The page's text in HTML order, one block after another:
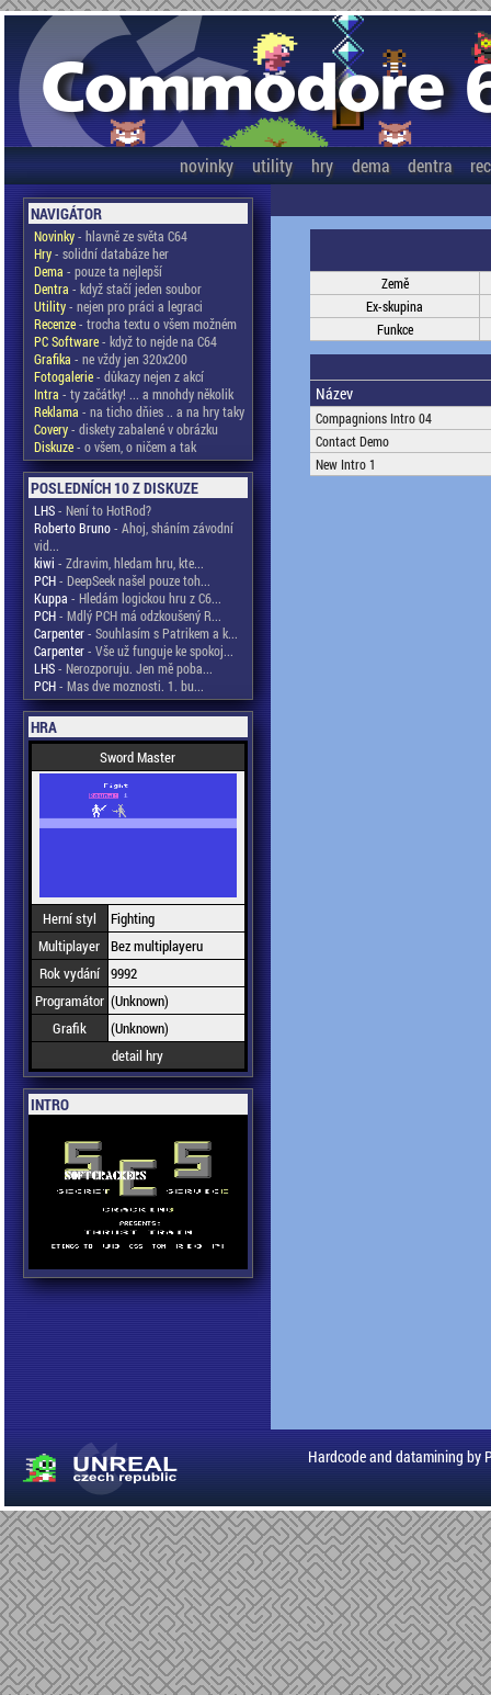
novinky utility hry dema dentra
NAVIGÁTOR
Novinky- hlavně ze světa C64
Hry- solidní databáze her
Dema - pouze ta nejlepší
Dentra - když stačí jeden soubor
Utility- nejen pro práci a legraci
Recenze- trocha textu o všem možném
PC Software- když to nejde na C64
Grafika - ne vždy jen 320x200
Fotogalerie- důkazy nejen z akcí
Intra - ty začátky! ... a mnohdy několik
Reklama - na ticho dňies .. a na hry taky
Covery- diskety zabalené v obrázku
Diskuze- o všem, o ničem a tak
POSLEDNÍCH 10 Z DISKUZE
LHS- Není to HotRod?
Roberto Bruno- Ahoj, sháním závodní
vid...
kiwi - Zdravim, hledam hru, kte...
PCH- DeepSeek našel pouze toh...
Kuppa - Hledám logickou hru z C6...
PCH- Mdlý PCH má odzkoušený R...
Carpenter- Souhlasím s Patrikem a k...
Carpenter- Vše už funguje ke spokoj...
LHS- Nerozporuju. Jen mě poba...
PCH- Mas dve moznosti. 1. bu...
HRA
Sword Master
Herní styl
Fighting
Multiplayer Bez multiplayeru
Rok vydání 9992
Programátor (Unknown)
Grafik
(Unknown)
detail hry
INTRO
Země
Ex-skupina
Funkce
Název
Compagnions Intro 04
Contact Demo
New Intro 1
Hardcode and datamining by